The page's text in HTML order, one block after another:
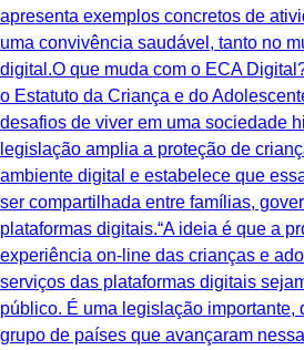
apresenta exemplos concretos de
uma convivência saudável, tanto no
digital.O que muda com o ECA
o Estatuto da Criança e do
desafios de viver em uma sociedade
legislação amplia a proteção de
ambiente digital e estabelece que
ser compartilhada entre famílias,
plataformas digitais.“A ideia é que a
experiência on-line das crianças e
serviços das plataformas digitais
público. É uma legislação importante,
grupo de países que avançaram